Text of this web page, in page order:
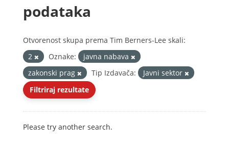
podataka
Otvorenost skupa prema Tim Berners-Lee skali:
2
Oznake:
javna nabava
zakonski prag
Tip Izdavača:
Javni sektor
Filtriraj rezultate
Please try another search.